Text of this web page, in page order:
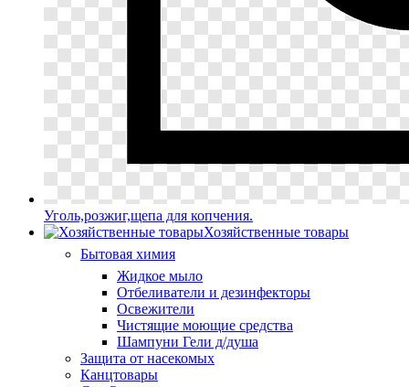
Уголь,розжиг,щепа для копчения.
Хозяйственные товары
Бытовая химия
Жидкое мыло
Отбеливатели и дезинфекторы
Освежители
Чистящие моющие средства
Шампуни Гели д/душа
Защита от насекомых
Канцтовары